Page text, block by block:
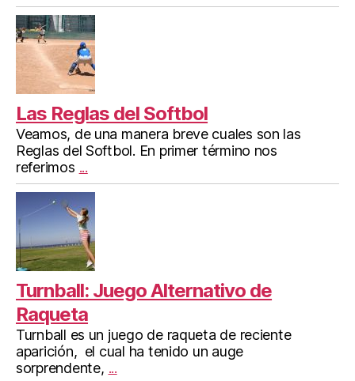
Las Reglas del Softbol
Veamos, de una manera breve cuales son las
Reglas del Softbol. En primer término nos
referimos ...
Turnball: Juego Alternativo de
Raqueta
Turnball es un juego de raqueta de reciente
aparición, el cual ha tenido un auge
sorprendente, ...